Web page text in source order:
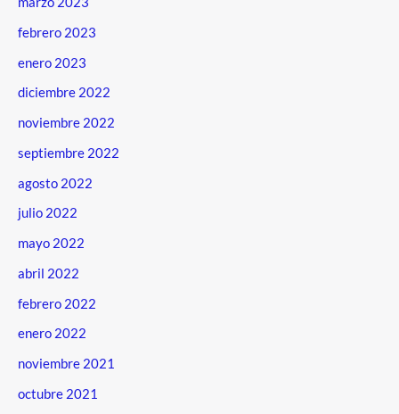
febrero 2023
enero 2023
diciembre 2022
noviembre 2022
septiembre 2022
agosto 2022
julio 2022
mayo 2022
abril 2022
febrero 2022
enero 2022
noviembre 2021
octubre 2021